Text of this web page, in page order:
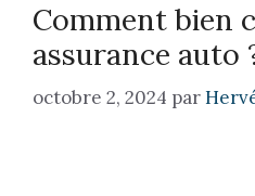
Comment bien
assurance auto
octobre 2, 2024 par